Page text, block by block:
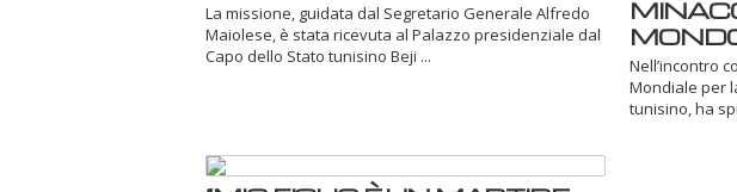
La missione, guidata dal Segretario Generale Alfredo
Maiolese, è stata ricevuta al Palazzo presidenziale dal
Capo dello Stato tunisino Beji ...
Nell’incontro
Mondiale per
tunisino, ha